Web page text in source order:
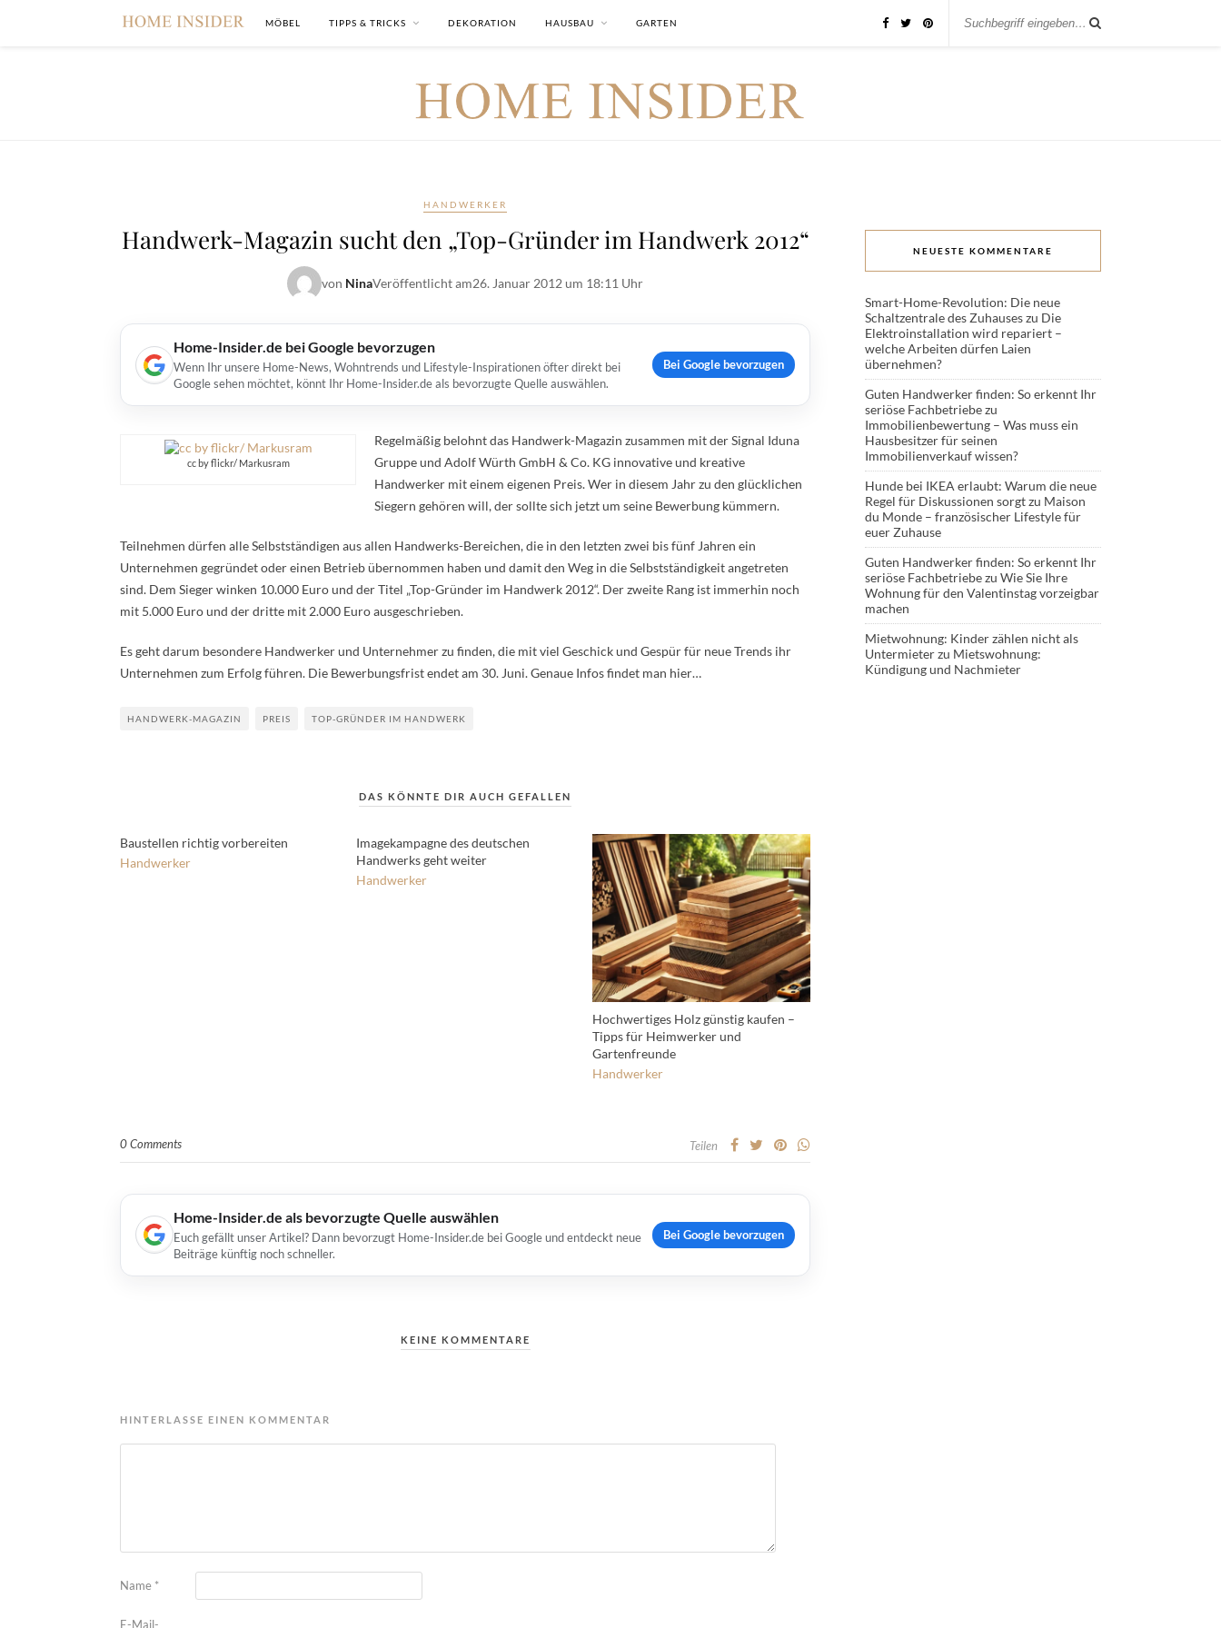
MÖBEL TIPPS & TRICKS DEKORATION HAUSBAU GARTEN
HANDWERKER
Handwerk-Magazin sucht den „Top-Gründer im Handwerk 2012“
von NinaVeröffentlicht am26. Januar 2012 um 18:11 Uhr
Home-Insider.de bei Google bevorzugen
Wenn Ihr unsere Home-News, Wohntrends und Lifestyle-Inspirationen öfter direkt bei
Google sehen möchtet, könnt Ihr Home-Insider.de als bevorzugte Quelle auswählen.
Bei Google bevorzugen
cc by flickr/ Markusram
Regelmäßig belohnt das Handwerk-Magazin zusammen mit der Signal Iduna
Gruppe und Adolf Würth GmbH & Co. KG innovative und kreative
Handwerker mit einem eigenen Preis. Wer in diesem Jahr zu den glücklichen
Siegern gehören will, der sollte sich jetzt um seine Bewerbung kümmern.
Teilnehmen dürfen alle Selbstständigen aus allen Handwerks-Bereichen, die in den letzten zwei bis fünf Jahren ein
Unternehmen gegründet oder einen Betrieb übernommen haben und damit den Weg in die Selbstständigkeit angetreten
sind. Dem Sieger winken 10.000 Euro und der Titel „Top-Gründer im Handwerk 2012“. Der zweite Rang ist immerhin noch
mit 5.000 Euro und der dritte mit 2.000 Euro ausgeschrieben.
Es geht darum besondere Handwerker und Unternehmer zu finden, die mit viel Geschick und Gespür für neue Trends ihr
Unternehmen zum Erfolg führen. Die Bewerbungsfrist endet am 30. Juni. Genaue Infos findet man hier…
HANDWERK-MAGAZIN PREIS TOP-GRÜNDER IM HANDWERK
DAS KÖNNTE DIR AUCH GEFALLEN
Baustellen richtig vorbereiten
Handwerker
Imagekampagne des deutschen
Handwerks geht weiter
Handwerker
Hochwertiges Holz günstig kaufen –
Tipps für Heimwerker und
Gartenfreunde
Handwerker
0 Comments Teilen
Home-Insider.de als bevorzugte Quelle auswählen
Euch gefällt unser Artikel? Dann bevorzugt Home-Insider.de bei Google und entdeckt neue
Beiträge künftig noch schneller.
Bei Google bevorzugen
KEINE KOMMENTARE
HINTERLASSE EINEN KOMMENTAR
Name *
E-Mail-
NEUESTE KOMMENTARE
Smart-Home-Revolution: Die neue
Schaltzentrale des Zuhauseszu Die
Elektroinstallation wird repariert –
welche Arbeiten dürfen Laien
übernehmen?
Guten Handwerker finden: So erkennt Ihr
seriöse Fachbetriebezu
Immobilienbewertung – Was muss ein
Hausbesitzer für seinen
Immobilienverkauf wissen?
Hunde bei IKEA erlaubt: Warum die neue
Regel für Diskussionen sorgtzu Maison
du Monde – französischer Lifestyle für
euer Zuhause
Guten Handwerker finden: So erkennt Ihr
seriöse Fachbetriebezu Wie Sie Ihre
Wohnung für den Valentinstag vorzeigbar
machen
Mietwohnung: Kinder zählen nicht als
Untermieterzu Mietswohnung:
Kündigung und Nachmieter